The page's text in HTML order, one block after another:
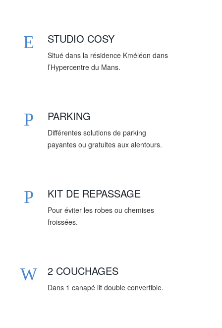
STUDIO COSY
Situé dans la résidence Kméléon dans
l’Hypercentre du Mans.
PARKING
Différentes solutions de parking
payantes ou gratuites aux alentours.
KIT DE REPASSAGE
Pour éviter les robes ou chemises
froissées.
2 COUCHAGES
Dans 1 canapé lit double convertible.